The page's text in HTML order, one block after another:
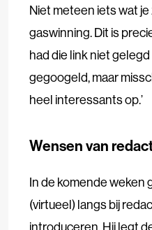
Niet meteen iets wat
gaswinning. Dit is
had die link niet
gegoogeld, maar
heel interessants op.’
Wensen van
In de komende weken
(virtueel) langs bij
introduceren. Hij legt